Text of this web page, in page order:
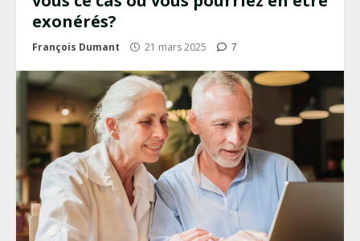
exonérés?
François Dumant 21 mars 2025 7